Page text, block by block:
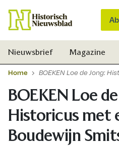
Nieuwsbrief Magazine
Home BOEKEN Loe de Jong:
BOEKEN Loe
Historicus met
Boudewijn